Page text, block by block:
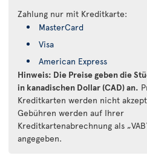
Zahlung nur mit Kreditkarte:
MasterCard
Visa
American Express
Hinweis: Die Preise geben die
in kanadischen Dollar (CAD) an.
Kreditkarten werden nicht
Gebühren werden auf Ihrer
Kreditkartenabrechnung als
angegeben.